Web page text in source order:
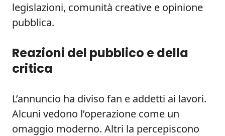
legislazioni, comunità creative e opinione
pubblica.
Reazioni del pubblico e della
critica
L’annuncio ha diviso fan e addetti ai lavori.
Alcuni vedono l’operazione come un
omaggio moderno. Altri la percepiscono